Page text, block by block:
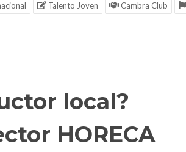
Talento Joven Cambra Club
local?
HORECA